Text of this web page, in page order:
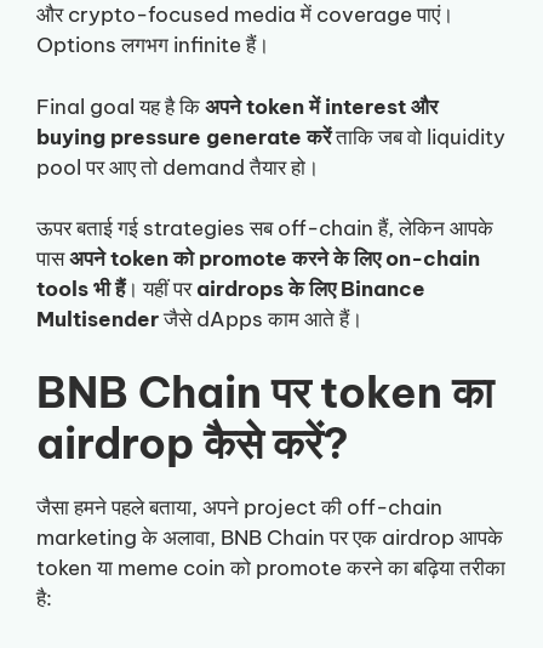
और crypto-focused media में coverage पाएं।
Options लगभग infinite हैं।
Final goal यह है किअपने token में interest और
buying pressure generate करेंताकि जब वो liquidity
pool पर आए तो demand तैयार हो।
ऊपर बताई गई strategies सब off-chain हैं, लेकिन आपके
पासअपने token को promote करने के लिए on-chain
tools भी हैं। यहीं परairdrops के लिए Binance
Multisenderजैसे dApps काम आते हैं।
BNB Chain पर token का
airdrop कैसे करें?
जैसा हमने पहले बताया, अपने project की off-chain
marketing के अलावा, BNB Chain पर एक airdrop आपके
token या meme coin को promote करने का बढ़िया तरीका
है: